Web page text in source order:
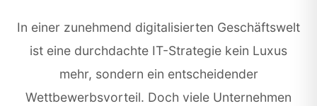
In einer zunehmend digitalisierten Geschäftswelt
ist eine durchdachte IT-Strategie kein Luxus
mehr, sondern ein entscheidender
Wettbewerbsvorteil. Doch viele Unternehmen